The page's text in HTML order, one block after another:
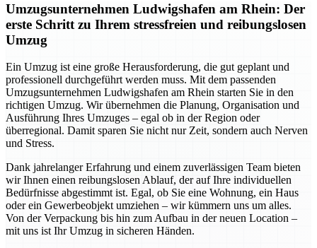
Umzugsunternehmen Ludwigshafen am Rhein: Der
erste Schritt zu Ihrem stressfreien und reibungslosen
Umzug
Ein Umzug ist eine große Herausforderung, die gut geplant und
professionell durchgeführt werden muss. Mit dem passenden
Umzugsunternehmen Ludwigshafen am Rhein starten Sie in den
richtigen Umzug. Wir übernehmen die Planung, Organisation und
Ausführung Ihres Umzuges – egal ob in der Region oder
überregional. Damit sparen Sie nicht nur Zeit, sondern auch Nerven
und Stress.
Dank jahrelanger Erfahrung und einem zuverlässigen Team bieten
wir Ihnen einen reibungslosen Ablauf, der auf Ihre individuellen
Bedürfnisse abgestimmt ist. Egal, ob Sie eine Wohnung, ein Haus
oder ein Gewerbeobjekt umziehen – wir kümmern uns um alles.
Von der Verpackung bis hin zum Aufbau in der neuen Location –
mit uns ist Ihr Umzug in sicheren Händen.